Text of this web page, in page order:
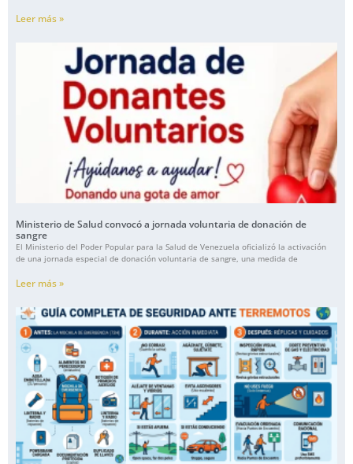
Leer más »
Ministerio de Salud convocó a jornada voluntaria de donación de
sangre
El Ministerio del Poder Popular para la Salud de Venezuela oficializó la activación
de una jornada especial de donación voluntaria de sangre, una medida de
Leer más »